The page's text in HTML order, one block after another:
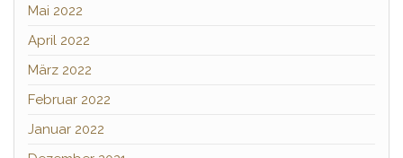
Mai 2022
April 2022
März 2022
Februar 2022
Januar 2022